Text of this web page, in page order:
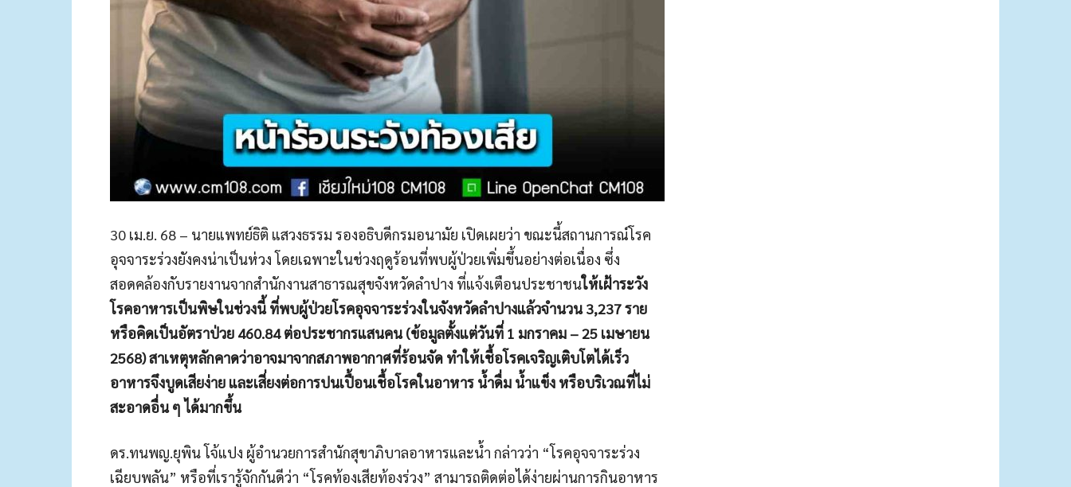
30 เม.ย. 68 – นายแพทย์ธิติ แสวงธรรม รองอธิบดีกรมอนามัย เปิดเผยว่า ขณะนี้สถานการณ์โรค
อุจจาระร่วงยังคงน่าเป็นห่วง โดยเฉพาะในช่วงฤดูร้อนที่พบผู้ป่วยเพิ่มขึ้นอย่างต่อเนื่อง ซึ่ง
สอดคล้องกับรายงานจากสำนักงานสาธารณสุขจังหวัดลำปาง ที่แจ้งเตือนประชาชนให้เฝ้าระวัง
โรคอาหารเป็นพิษในช่วงนี้ ที่พบผู้ป่วยโรคอุจจาระร่วงในจังหวัดลำปางแล้วจำนวน 3,237 ราย
หรือคิดเป็นอัตราป่วย 460.84 ต่อประชากรแสนคน (ข้อมูลตั้งแต่วันที่ 1 มกราคม – 25 เมษายน
2568) สาเหตุหลักคาดว่าอาจมาจากสภาพอากาศที่ร้อนจัด ทำให้เชื้อโรคเจริญเติบโตได้เร็ว
อาหารจึงบูดเสียง่าย และเสี่ยงต่อการปนเปื้อนเชื้อโรคในอาหาร น้ำดื่ม น้ำแข็ง หรือบริเวณที่ไม่
สะอาดอื่น ๆ ได้มากขึ้น
ดร.ทนพญ.ยุพิน โจ้แปง ผู้อำนวยการสำนักสุขาภิบาลอาหารและน้ำ กล่าวว่า “โรคอุจจาระร่วง
เฉียบพลัน” หรือที่เรารู้จักกันดีว่า “โรคท้องเสียท้องร่วง” สามารถติดต่อได้ง่ายผ่านการกินอาหาร